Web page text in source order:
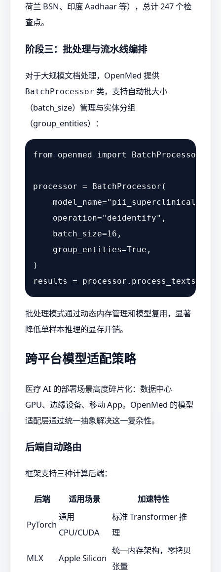
荷兰 BSN、印度 Aadhaar 等），总计 247 个检
查点。
阶段三：批处理与流水线编排
对于大规模文档处理，OpenMed 提供
BatchProcessor 类，支持自动批大小
（batch_size）管理与实体分组
（group_entities）：
from openmed import BatchProcessor
processor = BatchProcessor(
    model_name=
    operation=
"deidentify" ,
    batch_size=
16 ,
    group_entities=
True ,
)
批处理模式通过动态内存管理和模型复用，显著
降低单样本推理的显存开销。
跨平台模型适配策略
医疗 AI 的部署场景高度碎片化：数据中心
GPU、边缘设备、移动 App。OpenMed 的模型
适配层通过统一抽象解决这一复杂性。
后端自动路由
框架支持三种计算后端：
后端 适用场景 加速特性
PyTorch
通用
CPU/CUDA
标准 Transformer 推
理
MLX Apple Silicon
统一内存架构，零拷贝
张量